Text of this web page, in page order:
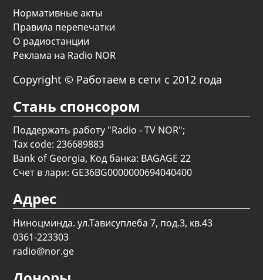
Нормативные акты
Правила перепечатки
О радиостанции
Реклама на Radio NOR
Copyright © Работаем в сети с 2012 года
Стань спонсором
Поддержать работу "Radio - TV NOR";
Tax code: 236689883
Bank of Georgia, Код банка: BAGAGE 22
Счет в лари: GE36BG0000000694040400
Адрес
Ниноцминда. ул.Тависуплеба 7, под.3, кв.43
0361-223303
radio@nor.ge